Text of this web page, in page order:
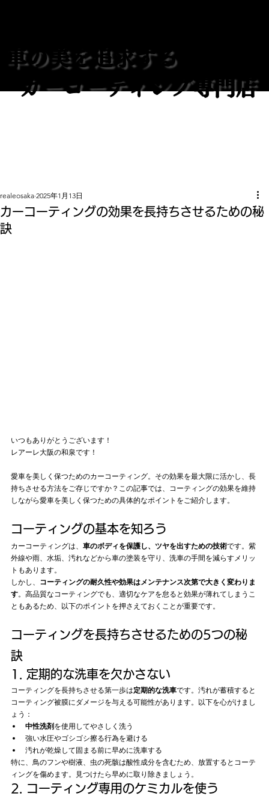
車の美を追求する
カーコーティング専門店
カーコーティングの効果を長持ちさせるための秘
訣
realeosaka 2025年1月13日
いつもありがとうございます！
レアーレ大阪の和泉です！
愛車を美しく保つためのカーコーティング。その効果を最大限に活かし、長
持ちさせる方法をご存じですか？この記事では、コーティングの効果を維持
しながら愛車を美しく保つための具体的なポイントをご紹介します。
コーティングの基本を知ろう
カーコーティングは、 車のボディを保護し、ツヤを出すための技術です。紫
外線や雨、水垢、汚れなどから車の塗装を守り、洗車の手間を減らすメリッ
トもあります。
しかし、 コーティングの耐久性や効果はメンテナンス次第で大きく変わりま
す。高品質なコーティングでも、適切なケアを怠ると効果が薄れてしまうこ
ともあるため、以下のポイントを押さえておくことが重要です。
コーティングを長持ちさせるための5つの秘
訣
1. 定期的な洗車を欠かさない
コーティングを長持ちさせる第一歩は定期的な洗車です。汚れが蓄積すると
コーティング被膜にダメージを与える可能性があります。以下を心がけまし
ょう：
中性洗剤 を使用してやさしく洗う
強い水圧やゴシゴシ擦る行為を避ける
汚れが乾燥して固まる前に早めに洗車する
特に、鳥のフンや樹液、虫の死骸は酸性成分を含むため、放置するとコーテ
ィングを傷めます。見つけたら早めに取り除きましょう。
2. コーティング専用のケミカルを使う